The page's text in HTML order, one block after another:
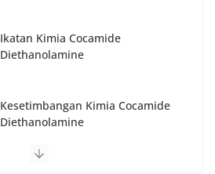
Ikatan Kimia Cocamide
Diethanolamine
Kesetimbangan Kimia Cocamide
Diethanolamine